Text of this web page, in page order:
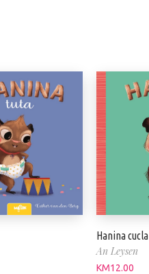
Hanina cucla
An Leysen
KM12.00